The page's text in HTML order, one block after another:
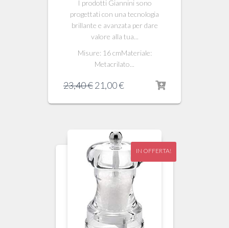
I prodotti Giannini sono
progettati con una tecnologia
brillante e avanzata per dare
valore alla tua...
Misure: 16 cmMateriale:
Metacrilato...
23,40€Il
originale
21,00€Il
attuale
IN OFFERTA!